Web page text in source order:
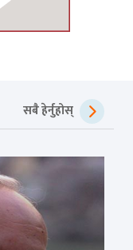
सबै हेर्नुहोस्